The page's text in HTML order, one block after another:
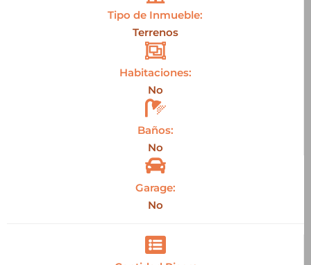
Tipo de Inmueble:
Terrenos
Habitaciones:
No
Baños:
No
Garage:
No